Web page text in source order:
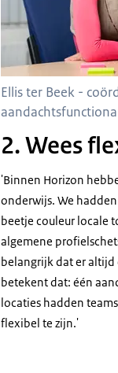
Ellis ter Beek -
2. Wees
'Binnen Horizon
onderwijs. We
beetje couleur locale
algemene
belangrijk dat er altijd
betekent dat: één
locaties hadden
flexibel te zijn.'